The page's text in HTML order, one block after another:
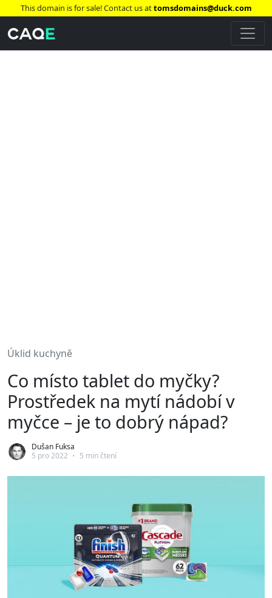
This domain is for sale! Contact us attomsdomains@duck.com
Úklid kuchyně
Co místo tablet do myčky?
Prostředek na mytí nádobí v
myčce – je to dobrý nápad?
Dušan Fuksa
5 pro 2022 • 5 min čtení